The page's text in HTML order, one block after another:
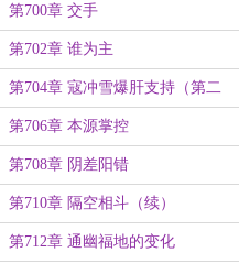
第700章 交手
第702章 谁为主
第704章 寇冲雪爆肝支持（第二
更）
第706章 本源掌控
第708章 阴差阳错
第710章 隔空相斗（续）
第712章 通幽福地的变化